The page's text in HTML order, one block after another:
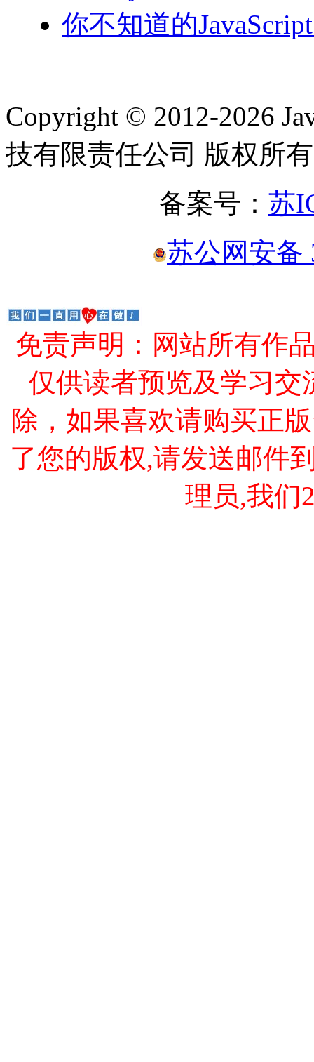
你不知道的
Copyright © 2012-2026
技有限责任公司 版权所有
备案号： 苏
苏公网安备
免责声明：网站所有作
仅供读者预览及学习交
除，如果喜欢请购买正
了您的版权,请发送邮件
理员,我们